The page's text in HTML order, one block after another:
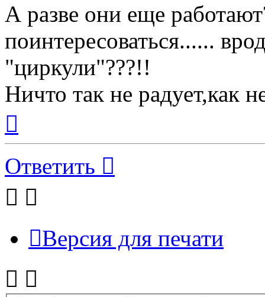
А разве они еще
поинтересоваться......
"циркули"???!!
Ничто так не радует,как
началу
Ответить
Версия для печати